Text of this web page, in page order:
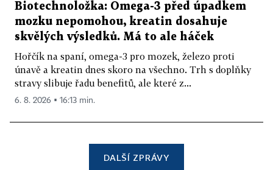
Biotechnoložka: Omega-3 před úpadkem
mozku nepomohou, kreatin dosahuje
skvělých výsledků. Má to ale háček
Hořčík na spaní, omega-3 pro mozek, železo proti
únavě a kreatin dnes skoro na všechno. Trh s doplňky
stravy slibuje řadu benefitů, ale které z...
6. 8. 2026 ▪ 16:13 min.
DALŠÍ ZPRÁVY